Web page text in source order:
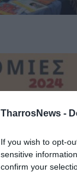
TharrosNews -
If you wish to opt-
sensitive
confirm your